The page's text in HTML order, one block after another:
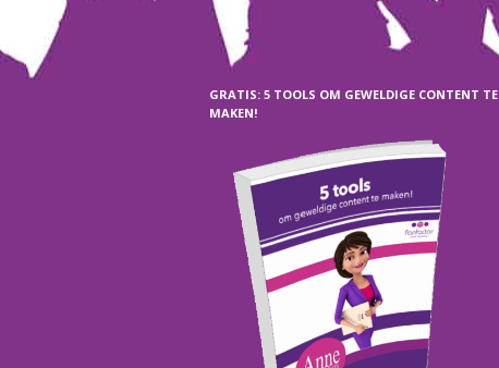
GRATIS: 5 TOOLS OM GEWELDIGE CONTENT TE
MAKEN!